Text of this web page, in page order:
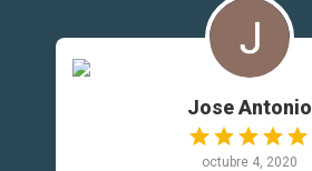
Jose Antonio
octubre 4, 2020